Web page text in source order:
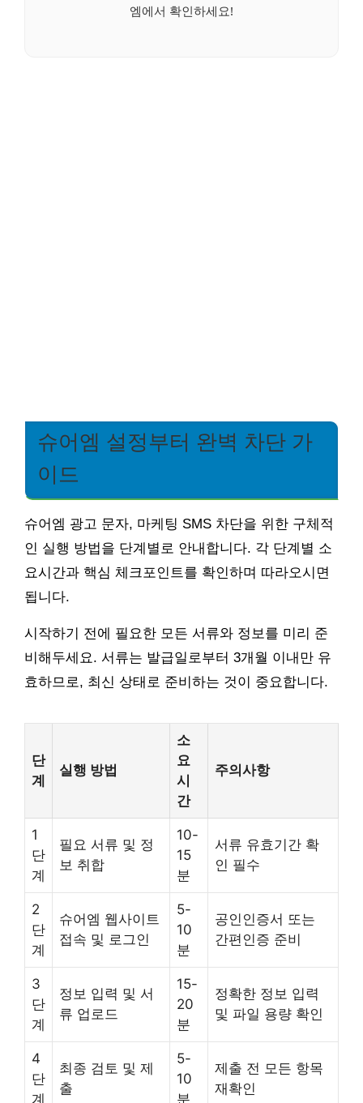
엠에서 확인하세요!
슈어엠 설정부터 완벽 차단 가
이드
슈어엠 광고 문자, 마케팅 SMS 차단을 위한 구체적
인 실행 방법을 단계별로 안내합니다. 각 단계별 소
요시간과 핵심 체크포인트를 확인하며 따라오시면
됩니다.
시작하기 전에 필요한 모든 서류와 정보를 미리 준
비해두세요. 서류는 발급일로부터 3개월 이내만 유
효하므로, 최신 상태로 준비하는 것이 중요합니다.
단
계
실행 방법
소
요
시
간
주의사항
1
단
계
필요 서류 및 정
보 취합
10-
15
분
서류 유효기간 확
인 필수
2
단
계
슈어엠 웹사이트
접속 및 로그인
5-
10
분
공인인증서 또는
간편인증 준비
3
단
계
정보 입력 및 서
류 업로드
15-
20
분
정확한 정보 입력
및 파일 용량 확인
4
단
계
최종 검토 및 제
출
5-
10
분
제출 전 모든 항목
재확인